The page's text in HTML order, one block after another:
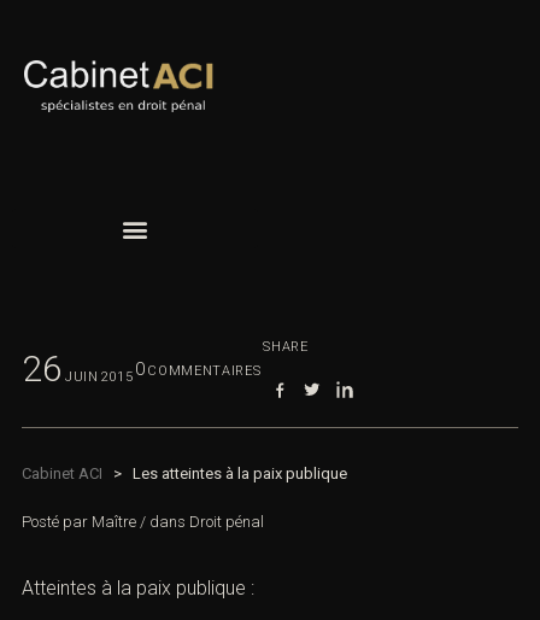
26 JUIN 2015 0 COMMENTAIRES
SHARE
Cabinet ACI > Les atteintes à la paix publique
Posté par Maître / dans Droit pénal
Atteintes à la paix publique :